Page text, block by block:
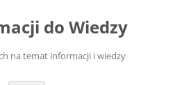
do Wiedzy
na temat informacji i wiedzy